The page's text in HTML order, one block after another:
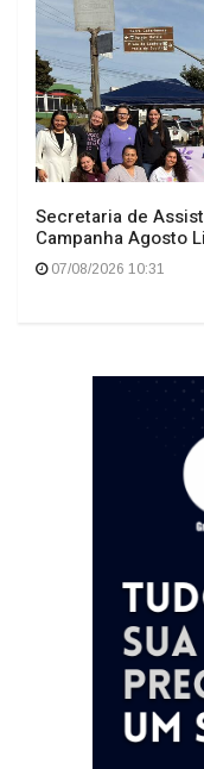
Secretaria de
Campanha Agosto
07/08/2026 10:31